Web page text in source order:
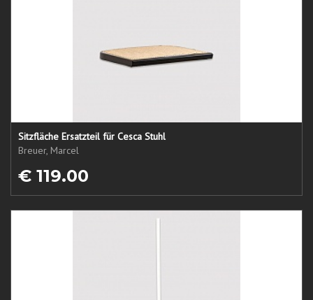
Sitzfläche Ersatzteil für Cesca Stuhl
Breuer, Marcel
€ 119.00